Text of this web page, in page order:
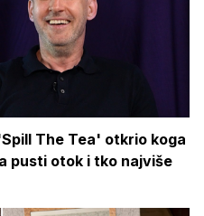
The Tea' otkrio koga
pusti otok i tko najviše